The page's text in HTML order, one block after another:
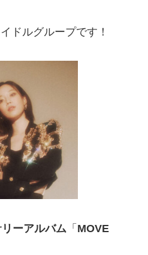
ドルグループです！
ーアルバム 「 MOVE